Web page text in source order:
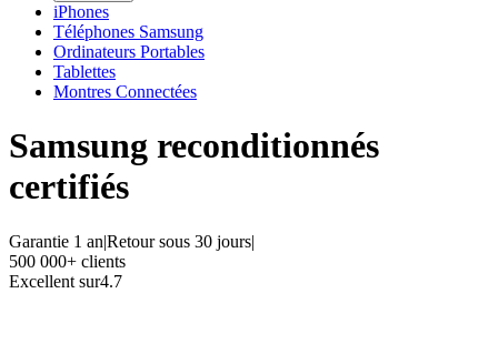
iPhones
Téléphones Samsung
Ordinateurs Portables
Tablettes
Montres Connectées
Samsung reconditionnés
certifiés
Garantie 1 an|Retour sous 30 jours|
500 000+ clients
Excellent sur4.7